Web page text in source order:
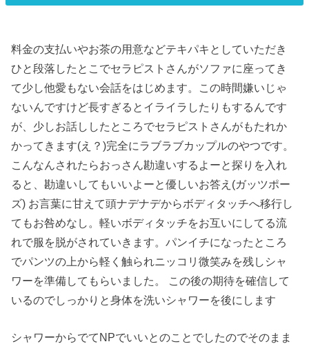
料金の支払いやお茶の用意などテキパキとしていただき
ひと段落したとこでセラピストさんがソファに座ってき
て少し他愛もない会話をはじめます。この時間嫌いじゃ
ないんですけど長すぎるとイライラしたりもするんです
が、少しお話ししたところでセラピストさんがもたれか
かってきます(え？)完全にラブラブカップルのやつです。
こんなんされたらおっさん勘違いするよーと探りを入れ
ると、勘違いしてもいいよーと優しいお答え(ガッツポー
ズ) お言葉に甘えて頭ナデナデからボディタッチへ移行し
てもお咎めなし。軽いボディタッチをお互いにしてる流
れで服を脱がされていきます。パンイチになったところ
でパンツの上から軽く触られニッコリ微笑みを残しシャ
ワーを準備してもらいました。 この後の期待を確信して
いるのでしっかりと身体を洗いシャワーを後にします
シャワーからでてNPでいいとのことでしたのでそのまま